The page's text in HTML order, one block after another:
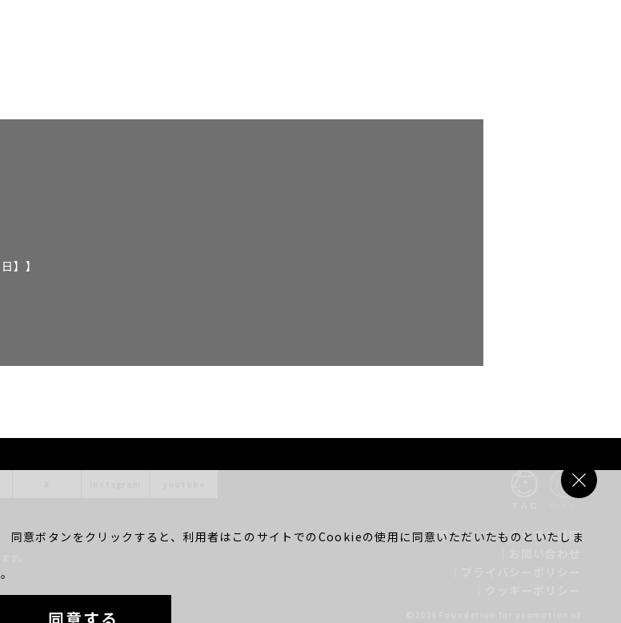
】】
す。
財団について｜ よくある質問
意ボタンをクリックすると、利用者はこのサイトでのCookieの使用に同意いただいたものといたしま